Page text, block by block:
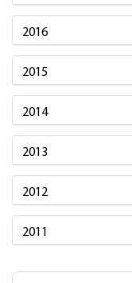
2016
2015
2014
2013
2012
2011